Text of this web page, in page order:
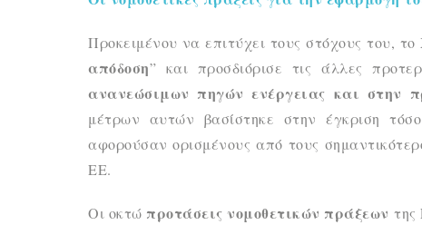
Προκειμένου να επιτύχει τους στόχους του,
απόδοση” και προσδιόρισε τις άλλες
ανανεώσιμων πηγών ενέργειας και στην
μέτρων αυτών βασίστηκε στην έγκριση
αφορούσαν ορισμένους από τους
ΕΕ.
Οι οκτώ προτάσεις νομοθετικών πράξεων της